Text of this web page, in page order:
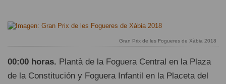
Gran Prix de les Fogueres de Xàbia 2018
00:00 horas. Plantà de la Foguera Central en la Plaza
de la Constitución y Foguera Infantil en la Placeta del